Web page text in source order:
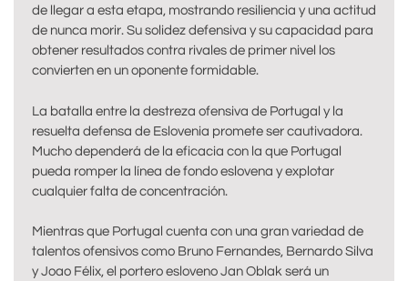
de llegar a esta etapa, mostrando resiliencia y una actitud
de nunca morir. Su solidez defensiva y su capacidad para
obtener resultados contra rivales de primer nivel los
convierten en un oponente formidable.
La batalla entre la destreza ofensiva de Portugal y la
resuelta defensa de Eslovenia promete ser cautivadora.
Mucho dependerá de la eficacia con la que Portugal
pueda romper la línea de fondo eslovena y explotar
cualquier falta de concentración.
Mientras que Portugal cuenta con una gran variedad de
talentos ofensivos como Bruno Fernandes, Bernardo Silva
y Joao Félix, el portero esloveno Jan Oblak será un